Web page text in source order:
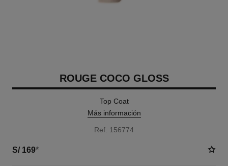
ROUGE COCO GLOSS
Top Coat
Más información
Ref. 156774
S/ 169*